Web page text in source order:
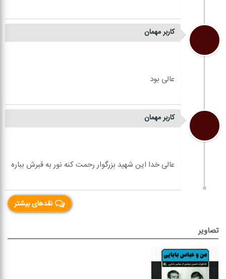
کاربر مهمان
کاربر مهمان
نقدهای بیشتر
تصاویر